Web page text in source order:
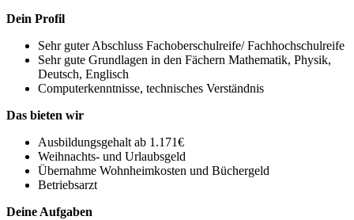
Dein Profil
Sehr guter Abschluss Fachoberschulreife/ Fachhochschulreife
Sehr gute Grundlagen in den Fächern Mathematik, Physik,
Deutsch, Englisch
Computerkenntnisse, technisches Verständnis
Das bieten wir
Ausbildungsgehalt ab 1.171€
Weihnachts- und Urlaubsgeld
Übernahme Wohnheimkosten und Büchergeld
Betriebsarzt
Deine Aufgaben